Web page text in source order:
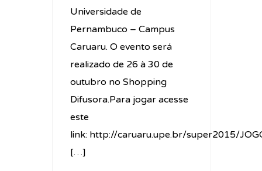
Universidade de
Pernambuco – Campus
Caruaru. O evento será
realizado de 26 à 30 de
outubro no Shopping
Difusora.Para jogar acesse
este
link: http://caruaru.upe.br/super2015/
[…]